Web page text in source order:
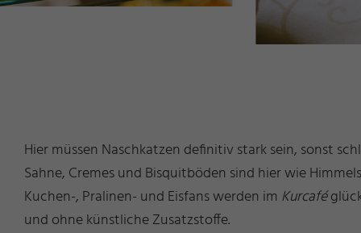
Hier müssen Naschkatzen definitiv stark sein, sonst
Sahne, Cremes und Bisquitböden sind hier wie
Kuchen-, Pralinen- und Eisfans werden im Kurcafé
und ohne künstliche Zusatzstoffe.